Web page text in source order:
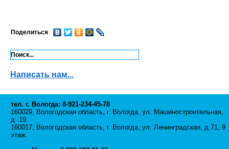
Поделиться
Написать нам...
тел. г. Вологда: 8-921-234-45-78
160029, Вологодская область, г. Вологда, ул. Машиностроительная,
д. 19.
160017, Вологодская область, г. Вологда, ул. Ленинградская, д.71, 9
этаж.